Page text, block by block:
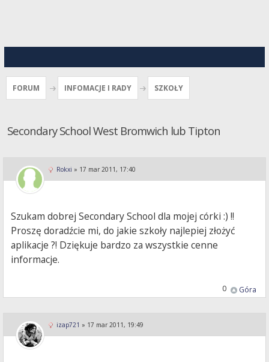
FORUM INFOMACJE I RADY SZKOŁY
Secondary School West Bromwich lub Tipton
Rokxi » 17 mar 2011, 17:40
Szukam dobrej Secondary School dla mojej córki :) !!
Proszę doradźcie mi, do jakie szkoły najlepiej złożyć
aplikacje ?! Dziękuje bardzo za wszystkie cenne
informacje.
Góra
0
izap721 » 17 mar 2011, 19:49